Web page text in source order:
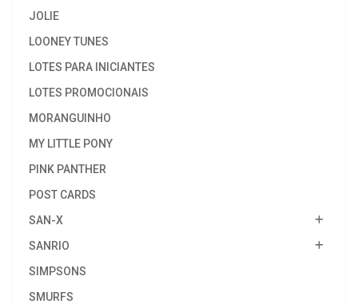
JOLIE
LOONEY TUNES
LOTES PARA INICIANTES
LOTES PROMOCIONAIS
MORANGUINHO
MY LITTLE PONY
PINK PANTHER
POST CARDS
SAN-X
SANRIO
SIMPSONS
SMURFS